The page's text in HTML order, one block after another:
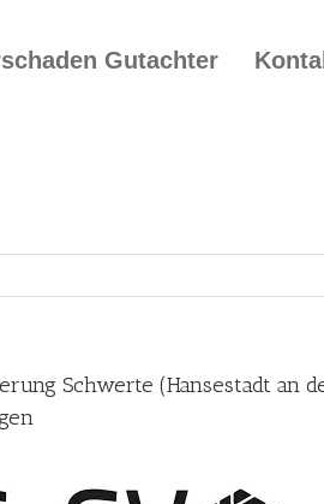
Gutachter
Schwerte (Hansestadt